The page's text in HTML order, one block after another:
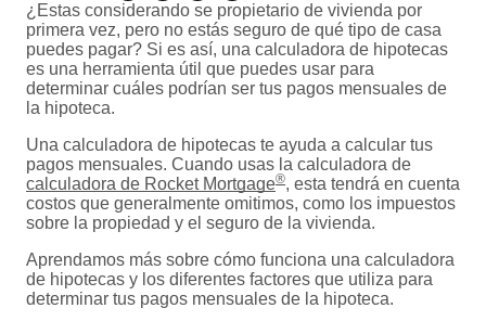
¿Estas considerando se propietario de vivienda por
primera vez, pero no estás seguro de qué tipo de casa
puedes pagar? Si es así, una calculadora de hipotecas
es una herramienta útil que puedes usar para
determinar cuáles podrían ser tus pagos mensuales de
la hipoteca.
Una calculadora de hipotecas te ayuda a calcular tus
pagos mensuales. Cuando usas la calculadora de
calculadora de Rocket Mortgage®, esta tendrá en cuenta
costos que generalmente omitimos, como los impuestos
sobre la propiedad y el seguro de la vivienda.
Aprendamos más sobre cómo funciona una calculadora
de hipotecas y los diferentes factores que utiliza para
determinar tus pagos mensuales de la hipoteca.